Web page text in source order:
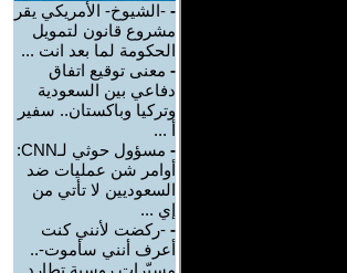
- -الشيوخ- الأمريكي يقر
مشروع قانون لتمويل
الحكومة لما بعد انت ...
- معنى توقيع اتفاق
دفاعي بين السعودية
وتركيا وباكستان.. سفير
أ ...
-
مسؤول حوثي لـCNN:
أوامر شن عمليات ضد
السعوديين لا تأتي من
إي ...
- -ركضت لأنني كنت
أعرف أنني سأموت-..
مسيّرات روسية تطارد